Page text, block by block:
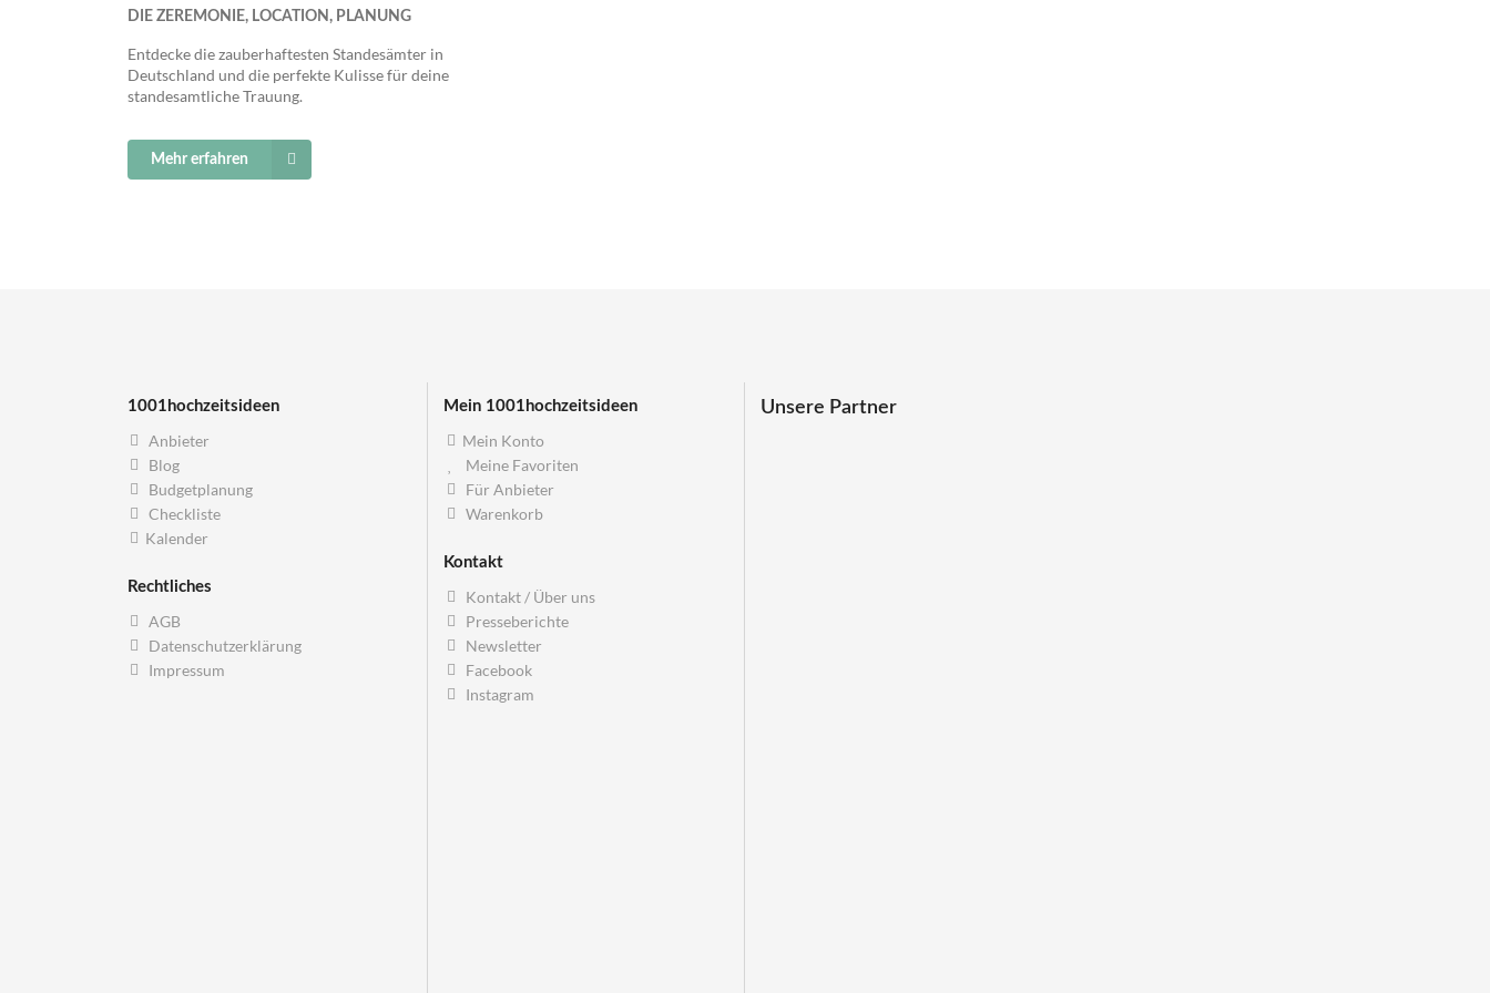
DIE ZEREMONIE, LOCATION, PLANUNG
Entdecke die zauberhaftesten Standesämter in
Deutschland und die perfekte Kulisse für deine
standesamtliche Trauung.
Mehr erfahren
1001hochzeitsideen
Anbieter
Blog
Budgetplanung
Checkliste
Kalender
Rechtliches
AGB
Datenschutzerklärung
Impressum
Mein 1001hochzeitsideen
Mein Konto
Meine Favoriten
Für Anbieter
Warenkorb
Kontakt
Kontakt / Über uns
Presseberichte
Newsletter
Facebook
Instagram
Unsere Partner